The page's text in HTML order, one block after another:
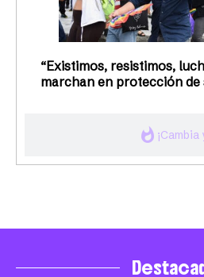
whatshot ¡Cambia
“Existimos, resistimos,
marchan en protección de